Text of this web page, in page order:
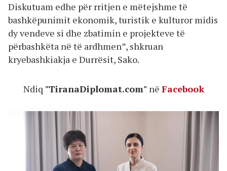
Diskutuam edhe për rritjen e mëtejshme të
bashkëpunimit ekonomik, turistik e kulturor midis
dy vendeve si dhe zbatimin e projekteve të
përbashkëta në të ardhmen”, shkruan
kryebashkiakja e Durrësit, Sako.
Ndiq "TiranaDiplomat.com" në Facebook